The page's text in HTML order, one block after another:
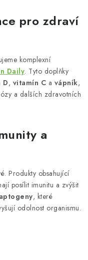
pro zdraví
komplexní
Daily. Tyto doplňky
D, vitamín C a vápník,
a dalších zdravotních
a
Produkty obsahující
posílit imunitu a zvýšit
, které
odolnost organismu.